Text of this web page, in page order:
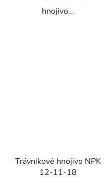
hnojivo...
Trávníkové hnojivo NPK
12-11-18